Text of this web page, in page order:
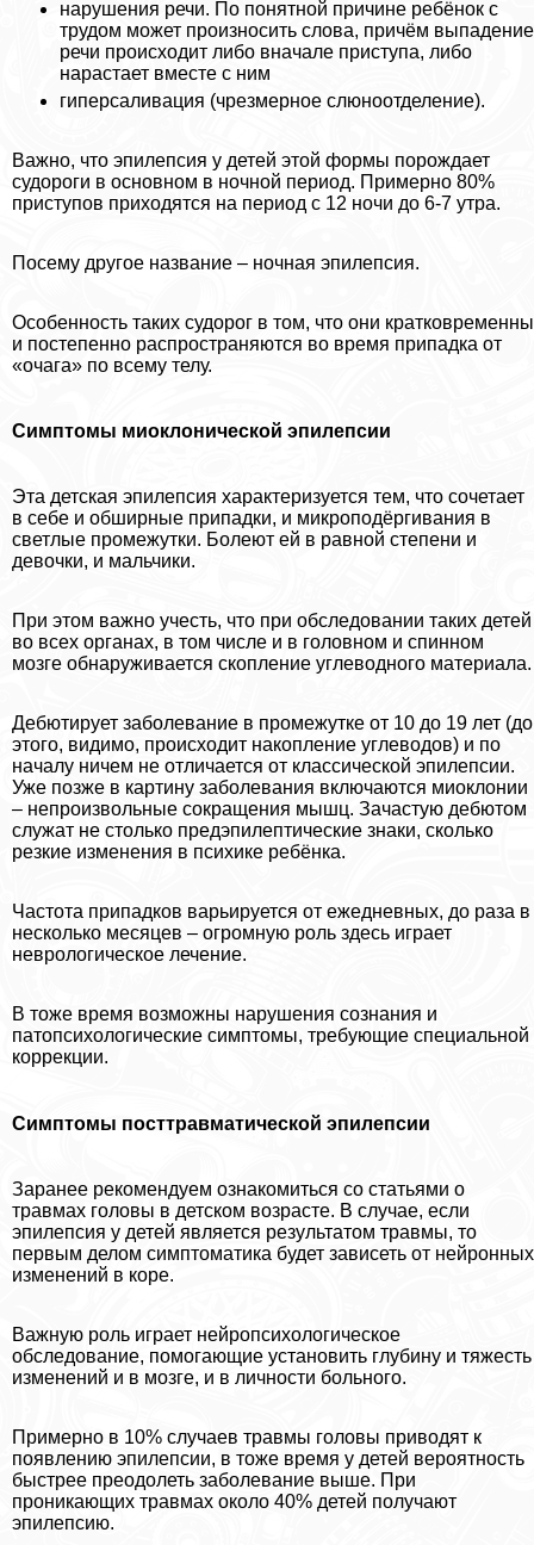
нарушения речи. По понятной причине ребёнок с
трудом может произносить слова, причём выпадение
речи происходит либо вначале приступа, либо
нарастает вместе с ним
гиперсаливация (чрезмерное слюноотделение).
Важно, что эпилепсия у детей этой формы порождает
судороги в основном в ночной период. Примерно 80%
приступов приходятся на период с 12 ночи до 6-7 утра.
Посему другое название – ночная эпилепсия.
Особенность таких судорог в том, что они кратковременны
и постепенно распространяются во время припадка от
«очага» по всему телу.
Симптомы миоклонической эпилепсии
Эта детская эпилепсия хаpaктеризуется тем, что сочетает
в себе и обширные припадки, и микроподёргивания в
светлые промежутки. Болеют ей в равной степени и
дeвoчки, и мальчики.
При этом важно учесть, что при обследовании таких детей
во всех органах, в том числе и в головном и спинном
мозге обнаруживается скопление углеводного материала.
Дебютирует заболевание в промежутке от 10 до 19 лет (до
этого, видимо, происходит накопление углеводов) и по
началу ничем не отличается от классической эпилепсии.
Уже позже в картину заболевания включаются миоклонии
– непроизвольные сокращения мышц. Зачастую дебютом
служат не столько предэпилептические знаки, сколько
резкие изменения в психике ребёнка.
Частота припадков варьируется от ежедневных, до раза в
несколько месяцев – огромную роль здесь играет
неврологическое лечение.
В тоже время возможны нарушения сознания и
патопсихологические симптомы, требующие специальной
коррекции.
Симптомы посттравматической эпилепсии
Заранее рекомендуем ознакомиться со статьями о
травмах головы в детском возрасте. В случае, если
эпилепсия у детей является результатом травмы, то
первым делом симптоматика будет зависеть от нейронных
изменений в коре.
Важную роль играет нейропсихологическое
обследование, помогающие установить глубину и тяжесть
изменений и в мозге, и в личности больного.
Примерно в 10% случаев травмы головы приводят к
появлению эпилепсии, в тоже время у детей вероятность
быстрее преодолеть заболевание выше. При
проникающих травмах около 40% детей получают
эпилепсию.